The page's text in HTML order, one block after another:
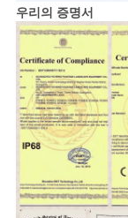
우리의 증명서